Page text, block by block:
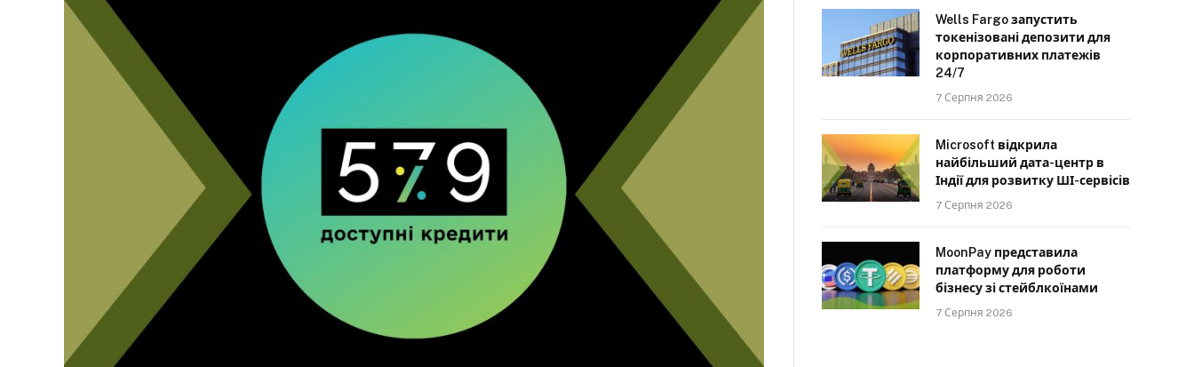
Wells Fargo запустить
токенізовані депозити для
корпоративних платежів
24/7
7 Серпня 2026
Microsoft відкрила
найбільший дата-центр в
Індії для розвитку ШІ-сервісів
7 Серпня 2026
MoonPay представила
платформу для роботи
бізнесу зі стейблкоїнами
7 Серпня 2026